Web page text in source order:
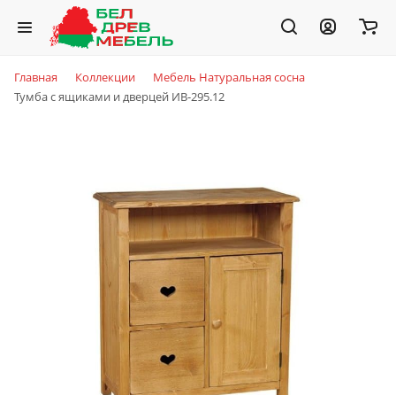
Главная Коллекции
Мебель Натуральная сосна
Тумба с ящиками и дверцей ИВ-295.12